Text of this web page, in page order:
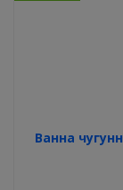
Ванна